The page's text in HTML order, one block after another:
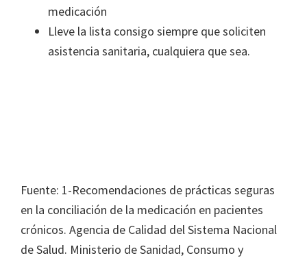
medicación
Lleve la lista consigo siempre que soliciten
asistencia sanitaria, cualquiera que sea.
Fuente: 1-Recomendaciones de prácticas seguras
en la conciliación de la medicación en pacientes
crónicos. Agencia de Calidad del Sistema Nacional
de Salud. Ministerio de Sanidad, Consumo y